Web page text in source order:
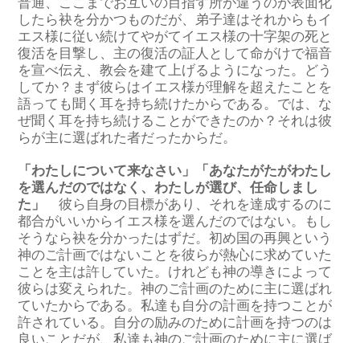
したら袂を分かつものだが、弟子達はそれからもイ
エス様に従い続けてやがてイエス様の十字架の死と
復活を目撃し、主の復活の証人として命がけで福音
を宣べ伝え、教会を建て上げるようになった。どう
してか？まず彼らはイエス様が理解を超えたことを
語っても聞く耳を持ち続けたからである。では、な
ぜ聞く耳を持ち続けることができたのか？それは彼
らが主に選ばれた者だったからだ。
「わたしについて来なさい」「あなたがたがわたし
を選んだのではなく、わたしが選び、任命しまし
た」彼ら自身の目標があり、それを達成するのに
都合がいいからイエス様を選んだのではない。もし
そうなら袂を分かったはずだ。初め国の再興という
神のご計画ではないことを彼らが熱心に求めていた
ことを主は許していた。けれども神の導きによって
彼らは変えられた。神のご計画のために主に選ばれ
ていたからである。私達も自分の計画を持つことが
許されている。自分の励みのために計画を持つのは
良いことだが、私達も神のご計画のために主に選ば